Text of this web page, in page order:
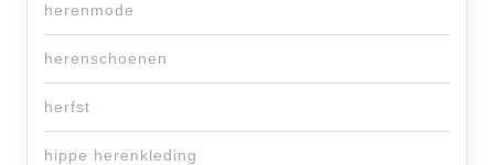
herenmode
herenschoenen
herfst
hippe herenkleding